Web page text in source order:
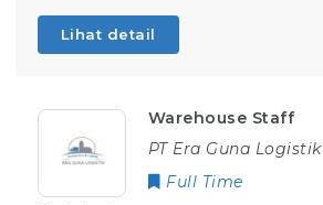
Lihat detail
Warehouse Staff
PT Era Guna Logistik
Full Time